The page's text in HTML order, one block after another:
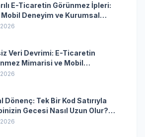
E-Ticaretin Görünmez İpleri:
Mobil Deneyim ve Kurumsal
Kazandıran Senkronizasyonu
Veri Devrimi: E-Ticaretin
Mimarisi ve Mobil
Kurumsal Anahtarı
Dönenç: Tek Bir Kod Satırıyla
Gecesi Nasıl Uzun Olur?
Yazılımın Güçlü Rolü)